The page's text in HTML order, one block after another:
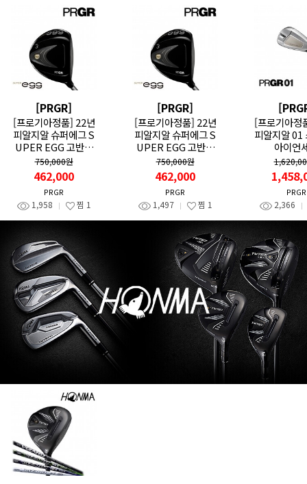
[PRGR]
[프로기아정품] 22년
피알지알 슈퍼에그 S
UPER EGG 고반발
우드 여성용_GF
750,000원
462,000
PRGR
1,958 찜 1
[PRGR]
[프로기아정품] 22년
피알지알 슈퍼에그 S
UPER EGG 고반발
우드 남성용_GF
750,000원
462,000
PRGR
1,497 찜 1
[프로기아정
피알지알 01
아이언
PRGR
2,366